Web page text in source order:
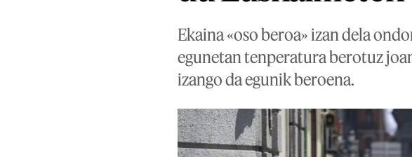
Ekaina «oso beroa» izan dela
egunetan tenperatura berotuz
izango da egunik beroena.